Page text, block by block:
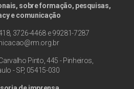
sobre formação, pesquisas,
e comunicação
3726-4468 e 99281-7287
Pinto, 445 - Pinheiros,
- SP, 05415-030